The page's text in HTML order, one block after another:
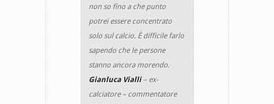
non so fino a che punto
potrei essere concentrato
solo sul calcio. È difficile farlo
sapendo che le persone
stanno ancora morendo.
Gianluca Vialli– ex-
calciatore – commentatore